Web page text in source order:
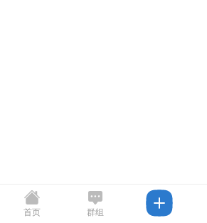
首页 群组